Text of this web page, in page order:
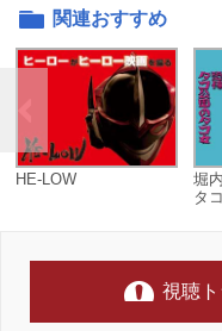
関連おすすめ
HE-LOW
堀
タ
視聴